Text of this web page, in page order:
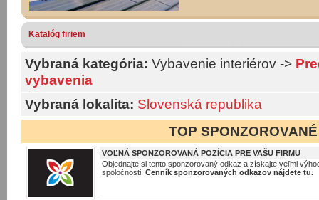
Katalóg firiem
Vybraná kategória: Vybavenie interiérov ->
vybavenia
Vybraná lokalita: Slovenská republika
TOP
VOĽNÁ SPONZOROVANÁ POZÍCIA PRE VAŠU FIRMU
Objednajte si tento sponzorovaný odkaz a získajte veľmi
spoločnosti. Cenník sponzorovaných odkazov nájdete tu.